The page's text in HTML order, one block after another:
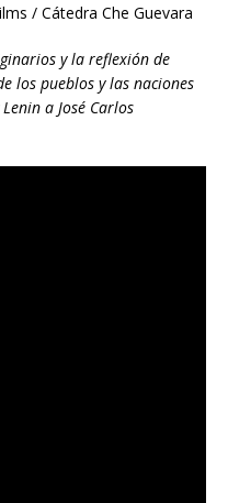
/ Cátedra Che Guevara
y la reflexión de
los pueblos y las naciones
a José Carlos